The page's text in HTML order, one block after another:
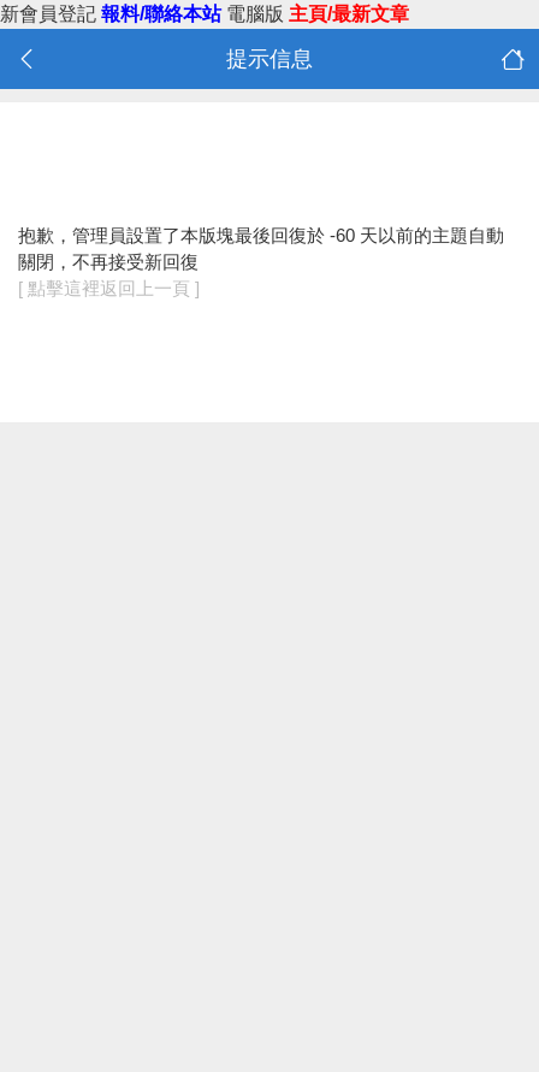
新會員登記 報料/聯絡本站 電腦版 主頁/最新文章
提示信息
抱歉，管理員設置了本版塊最後回復於 -60 天以前的主題自動
關閉，不再接受新回復
[ 點擊這裡返回上一頁 ]